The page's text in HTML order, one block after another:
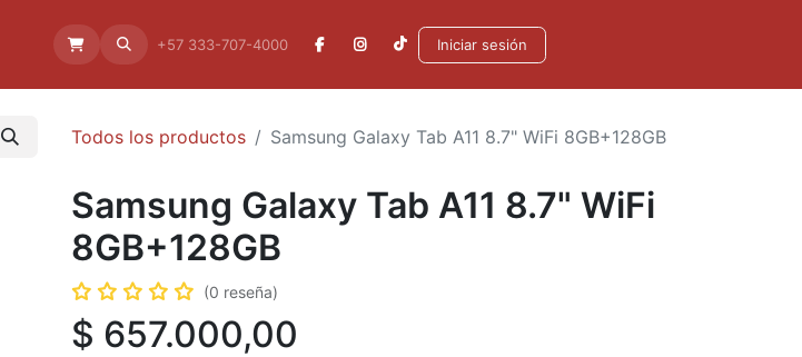
Aliados +57 333-707-4000 Iniciar sesión
Todos los productos Samsung Galaxy Tab A11 8.7" WiFi 8GB+128GB
Samsung Galaxy Tab A11 8.7" WiFi
8GB+128GB
(0 reseña)
$ 657.000,00